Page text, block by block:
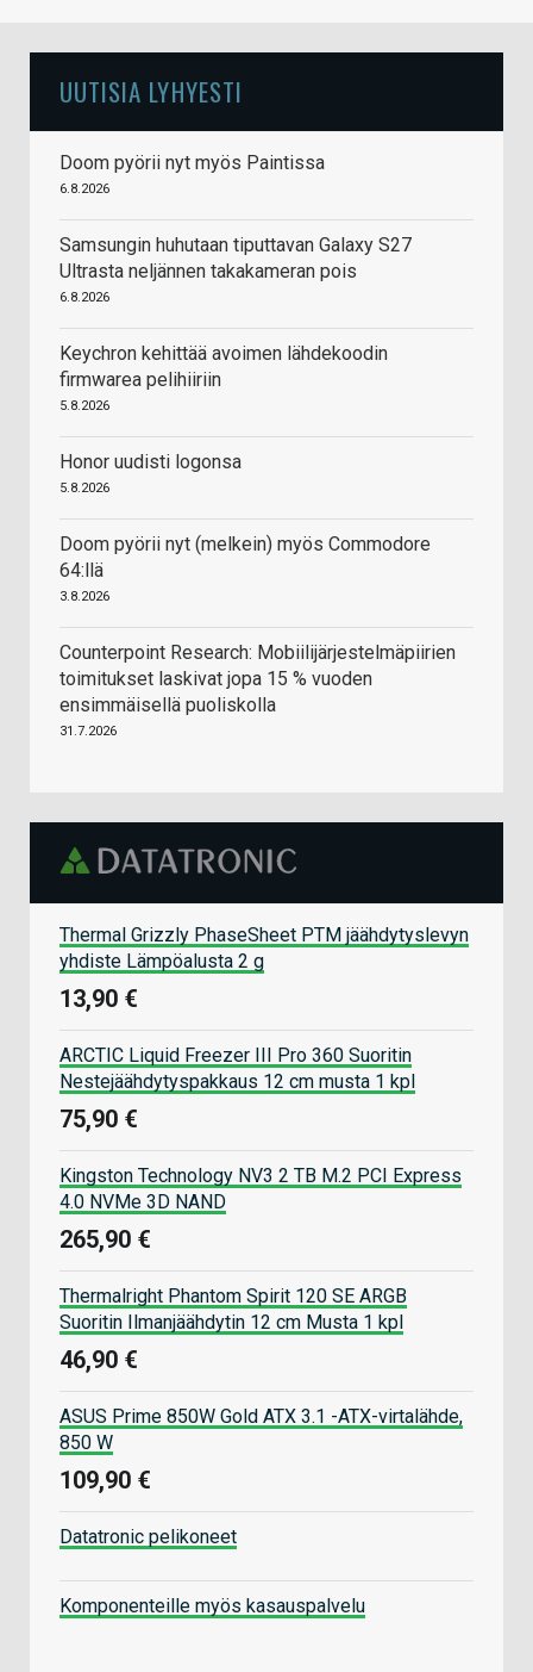
UUTISIA LYHYESTI
Doom pyörii nyt myös Paintissa
6.8.2026
Samsungin huhutaan tiputtavan Galaxy S27
Ultrasta neljännen takakameran pois
6.8.2026
Keychron kehittää avoimen lähdekoodin
firmwarea pelihiiriin
5.8.2026
Honor uudisti logonsa
5.8.2026
Doom pyörii nyt (melkein) myös Commodore
64:llä
3.8.2026
Counterpoint Research: Mobiilijärjestelmäpiirien
toimitukset laskivat jopa 15 % vuoden
ensimmäisellä puoliskolla
31.7.2026
Thermal Grizzly PhaseSheet PTM jäähdytyslevyn
yhdiste Lämpöalusta 2 g
13,90 €
ARCTIC Liquid Freezer III Pro 360 Suoritin
Nestejäähdytyspakkaus 12 cm musta 1 kpl
75,90 €
Kingston Technology NV3 2 TB M.2 PCI Express
4.0 NVMe 3D NAND
265,90 €
Thermalright Phantom Spirit 120 SE ARGB
Suoritin Ilmanjäähdytin 12 cm Musta 1 kpl
46,90 €
ASUS Prime 850W Gold ATX 3.1 -ATX-virtalähde,
850 W
109,90 €
Datatronic pelikoneet
Komponenteille myös kasauspalvelu